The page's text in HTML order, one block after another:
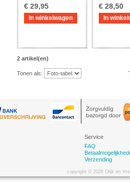
€ 29,95
In winkelwagen
€ 28,50
In
2 artikel(en)
Tonen als:
Service
FAQ
Verzending
copyright © 2026 Olijk en